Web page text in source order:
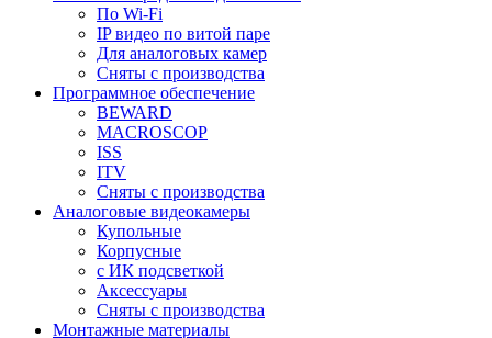
По Wi-Fi
IP видео по витой паре
Для аналоговых камер
Сняты с производства
Программное обеспечение
BEWARD
MACROSCOP
ISS
ITV
Сняты с производства
Аналоговые видеокамеры
Купольные
Корпусные
c ИК подсветкой
Аксессуары
Сняты с производства
Монтажные материалы